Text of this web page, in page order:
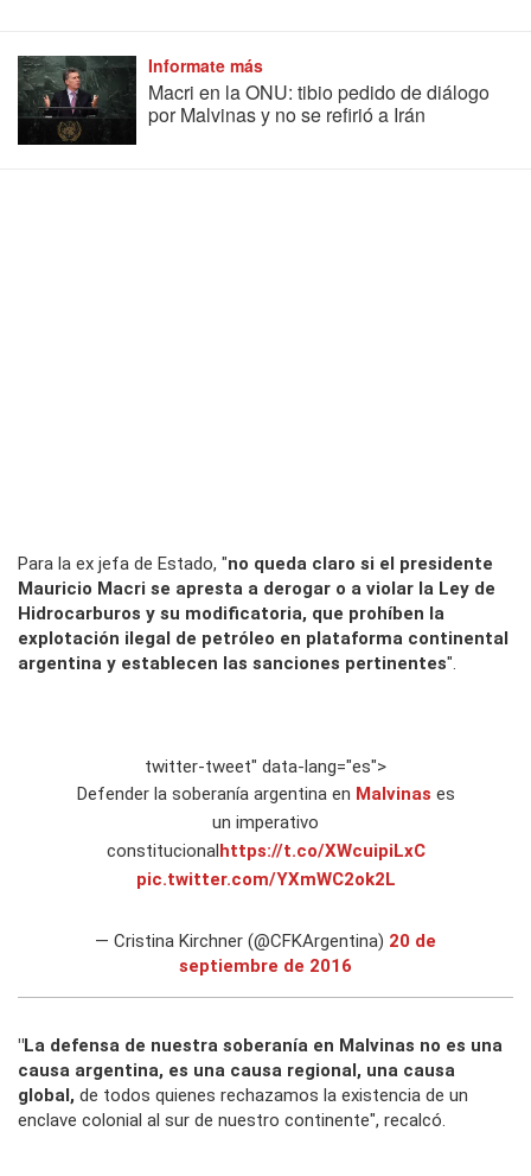
Informate más
Macri en la ONU: tibio pedido de diálogo
por Malvinas y no se refirió a Irán
Para la ex jefa de Estado, "no queda claro si el presidente
Mauricio Macri se apresta a derogar o a violar la Ley de
Hidrocarburos y su modificatoria, que prohíben la
explotación ilegal de petróleo en plataforma continental
argentina y establecen las sanciones pertinentes".
twitter-tweet" data-lang="es">
Defender la soberanía argentina en Malvinas es
un imperativo
constitucionalhttps://t.co/XWcuipiLxC
pic.twitter.com/YXmWC2ok2L
— Cristina Kirchner (@CFKArgentina) 20 de
septiembre de 2016
"La defensa de nuestra soberanía en Malvinas no es una
causa argentina, es una causa regional, una causa
global, de todos quienes rechazamos la existencia de un
enclave colonial al sur de nuestro continente", recalcó.